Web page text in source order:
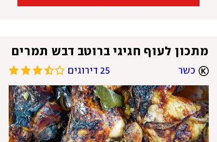
מתכון לעוף חגיגי ברוטב דבש תמרים
כשר 25 דירוגים